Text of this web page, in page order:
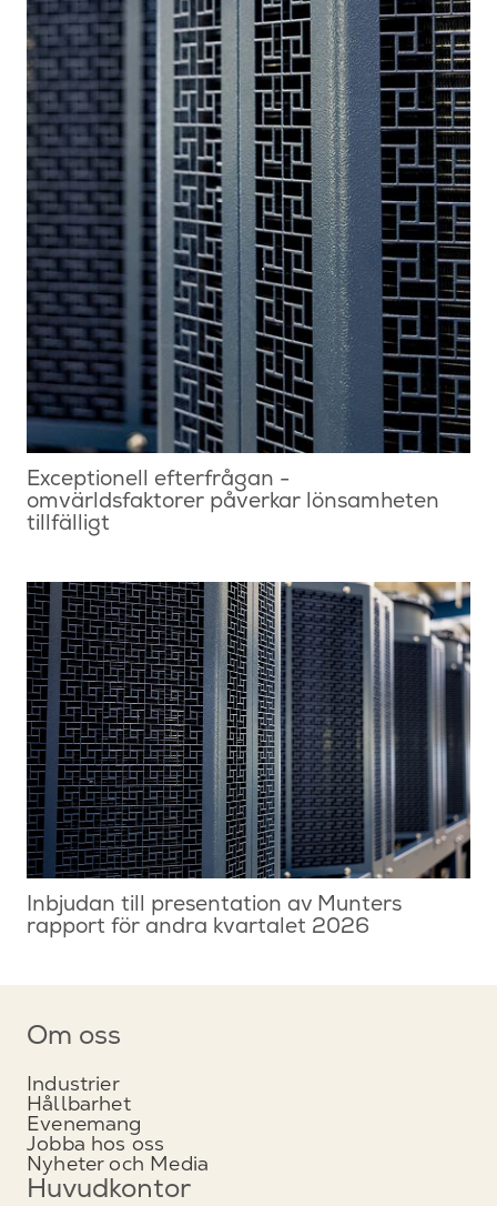
Exceptionell efterfrågan -
omvärldsfaktorer påverkar lönsamheten
tillfälligt
Inbjudan till presentation av Munters
rapport för andra kvartalet 2026
Om oss
Industrier
Hållbarhet
Evenemang
Jobba hos oss
Nyheter och Media
Huvudkontor